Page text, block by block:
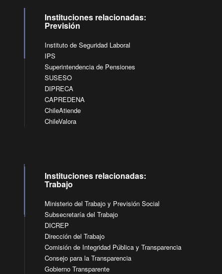
Instituciones relacionadas:
Previsión
Instituto de Seguridad Laboral
IPS
Superintendencia de Pensiones
SUSESO
DIPRECA
CAPREDENA
ChileAtiende
ChileValora
Instituciones relacionadas:
Trabajo
Ministerio del Trabajo y Previsión Social
Subsecretaría del Trabajo
DICREP
Dirección del Trabajo
Comisión de Integridad Pública y Transparencia
Consejo para la Transparencia
Gobierno Transparente